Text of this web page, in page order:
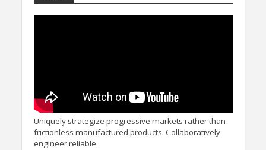
Uniquely strategize progressive markets rather than
frictionless manufactured products. Collaboratively
engineer reliable.